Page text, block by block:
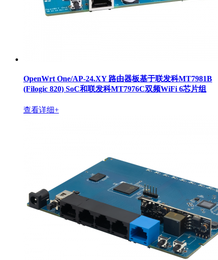
OpenWrt One/AP-24.XY 路由器板基于联发科MT7981B
(Filogic 820) SoC和联发科MT7976C双频WiFi 6芯片组
查看详细+